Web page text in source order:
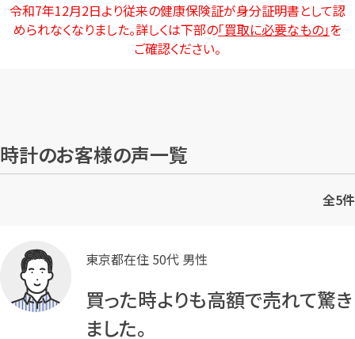
令和7年12月2日より従来の健康保険証が身分証明書として認
められなくなりました。詳しくは下部の「買取に必要なもの」を
ご確認ください。
時計のお客様の声一覧
全5件
東京都在住 50代 男性
買った時よりも高額で売れて驚き
ました。